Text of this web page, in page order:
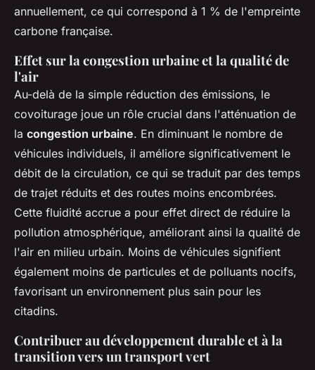
annuellement, ce qui correspond à 1 % de l'empreinte
carbone française.
Effet sur la congestion urbaine et la qualité de
l'air
Au-delà de la simple réduction des émissions, le
covoiturage joue un rôle crucial dans l'atténuation de
la congestion urbaine. En diminuant le nombre de
véhicules individuels, il améliore significativement le
débit de la circulation, ce qui se traduit par des temps
de trajet réduits et des routes moins encombrées.
Cette fluidité accrue a pour effet direct de réduire la
pollution atmosphérique, améliorant ainsi la qualité de
l'air en milieu urbain. Moins de véhicules signifient
également moins de particules et de polluants nocifs,
favorisant un environnement plus sain pour les
citadins.
Contribuer au développement durable et à la
transition vers un transport vert